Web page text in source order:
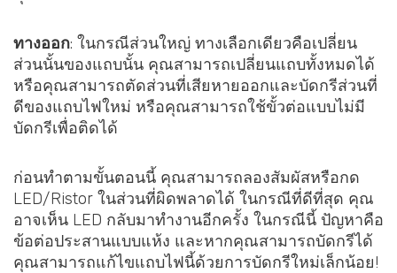
ทางออก: ในกรณีส่วนใหญ่ ทางเลือกเดียวคือเปลี่ยน
ส่วนนั้นของแถบนั้น คุณสามารถเปลี่ยนแถบทั้งหมดได้
หรือคุณสามารถตัดส่วนที่เสียหายออกและบัดกรีส่วนที่
ดีของแถบไฟใหม่ หรือคุณสามารถใช้ขั้วต่อแบบไม่มี
บัดกรีเพื่อติดได้
ก่อนทำตามขั้นตอนนี้ คุณสามารถลองสัมผัสหรือกด
LED/Ristor ในส่วนที่ผิดพลาดได้ ในกรณีที่ดีที่สุด คุณ
อาจเห็น LED กลับมาทำงานอีกครั้ง ในกรณีนี้ ปัญหาคือ
ข้อต่อประสานแบบแห้ง และหากคุณสามารถบัดกรีได้
คุณสามารถแก้ไขแถบไฟนี้ด้วยการบัดกรีใหม่เล็กน้อย!